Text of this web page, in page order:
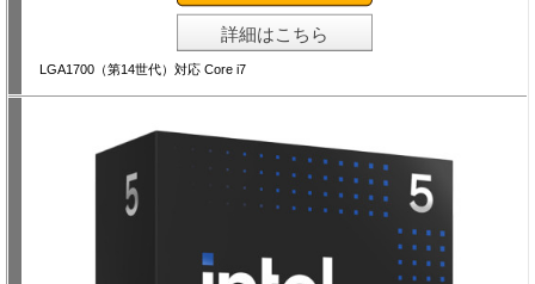
詳細はこちら
LGA1700（第14世代）対応 Core i7